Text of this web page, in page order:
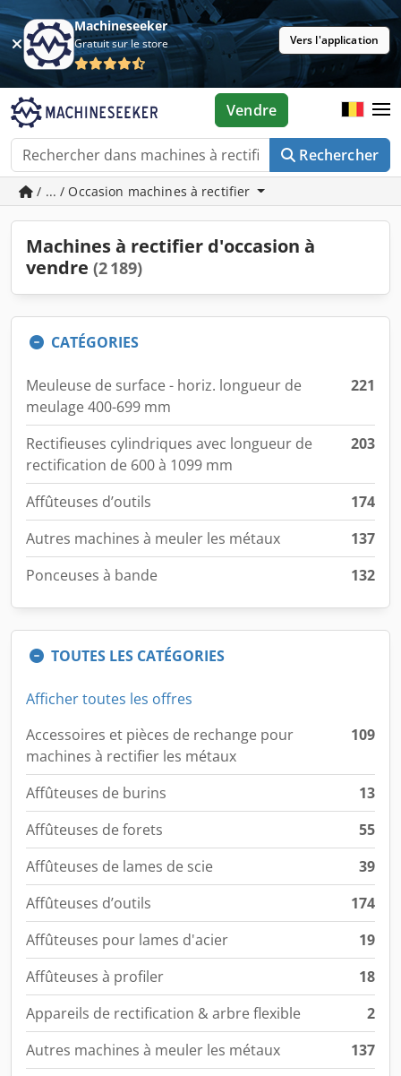
Machineseeker
Gratuit sur le store Vers l'application
Rechercher
Vendre
/ ... / Occasion machines à rectifier
Machines à rectifier d'occasion à
vendre (2 189)
CATÉGORIES
Meuleuse de surface - horiz. longueur de
meulage 400-699 mm
221
Rectifieuses cylindriques avec longueur de
rectification de 600 à 1099 mm
203
Affûteuses d’outils
174
Autres machines à meuler les métaux
137
Ponceuses à bande
132
TOUTES LES CATÉGORIES
Afficher toutes les offres
Accessoires et pièces de rechange pour
machines à rectifier les métaux
109
Affûteuses de burins
13
Affûteuses de forets
55
Affûteuses de lames de scie
39
Affûteuses d’outils
174
Affûteuses pour lames d'acier
19
Affûteuses à profiler
18
Appareils de rectification & arbre flexible
2
Autres machines à meuler les métaux
137